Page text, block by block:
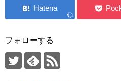
フォローする